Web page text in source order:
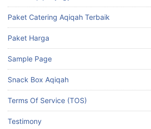
Paket Catering Aqiqah Terbaik
Paket Harga
Sample Page
Snack Box Aqiqah
Terms Of Service (TOS)
Testimony